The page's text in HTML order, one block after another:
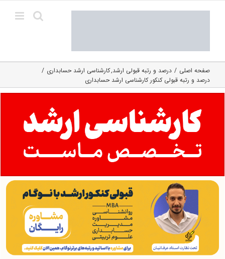
صفحه اصلی درصد و رتبه قبولی ارشد کارشناسی ارشد حسابداری
درصد و رتبه قبولی کنکور کارشناسی ارشد حسابداری